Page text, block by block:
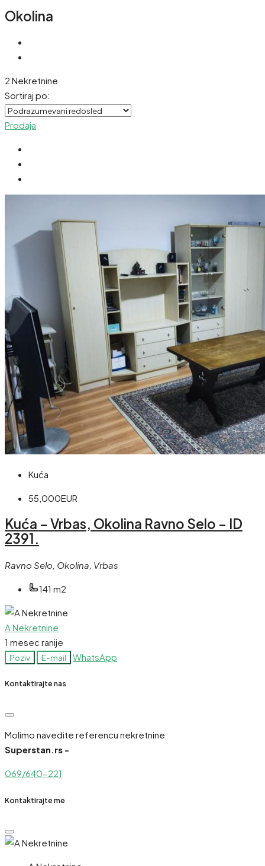
Okolina
2 Nekretnine
Sortiraj po:
Prodaja
Kuća
55,000EUR
Kuća – Vrbas, Okolina Ravno Selo – ID
2391.
Ravno Selo, Okolina, Vrbas
141 m2
A Nekretnine
1 mesec ranije
Poziv E-mail WhatsApp
Kontaktirajte nas
Molimo navedite referencu nekretnine
Superstan.rs -
069/640-221
Kontaktirajte me